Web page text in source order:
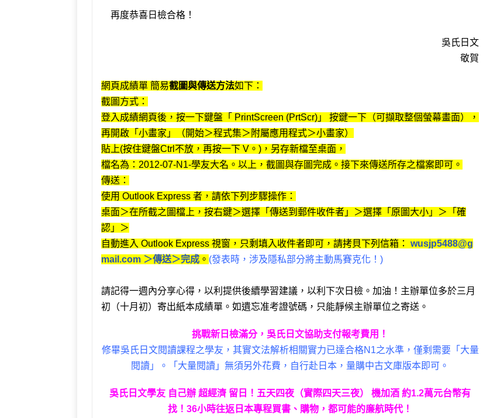
再度恭喜日檢合格！
吳氏日文
敬賀
網頁成績單 簡易截圖與傳送方法如下：
截圖方式：
登入成績網頁後，按一下鍵盤「 PrintScreen (PrtScr)」 按鍵一下（可擷取整個螢幕畫面），
再開啟「小畫家」（開始＞程式集＞附屬應用程式＞小畫家）
貼上(按住鍵盤Ctrl不放，再按一下 V。)，另存新檔至桌面，
檔名為：2012-07-N1-學友大名。以上，截圖與存圖完成。接下來傳送所存之檔案即可。
傳送：
使用 Outlook Express 者，請依下列步驟操作：
桌面＞在所截之圖檔上，按右鍵＞選擇「傳送到郵件收件者」＞選擇「原圖大小」＞「確
認」＞
自動進入 Outlook Express 視窗，只剩填入收件者即可，請拷貝下列信箱： wusjp5488@g
mail.com ＞傳送＞完成 。 (發表時，涉及隱私部分將主動馬賽克化！)
請記得一週內分享心得，以利提供後續學習建議，以利下次日檢。加油！主辦單位多於三月
初（十月初）寄出紙本成績單。如遺忘准考證號碼，只能靜候主辦單位之寄送。
挑戰新日檢滿分，吳氏日文協助支付報考費用！
修畢吳氏日文閱讀課程之學友，其實文法解析相關實力已達合格N1之水準，僅剩需要「大量
閱讀」。「大量閱讀」無須另外花費，自行赴日本，量購中古文庫版本即可。
吳氏日文學友 自己辦 超經濟 留日！五天四夜（實際四天三夜） 機加酒 約1.2萬元台幣有
找！36小時往返日本專程買書、購物，都可能的廉航時代！